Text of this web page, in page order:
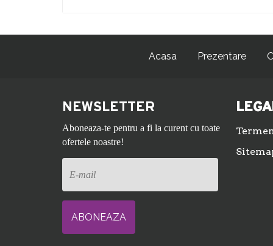
Acasa Prezentare
NEWSLETTER
Aboneaza-te pentru a fi la curent cu toate
ofertele noastre!